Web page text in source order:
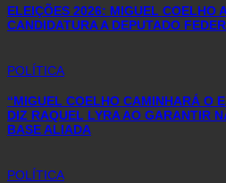
ELEIÇÕES 2026: MIGUEL COELHO
CANDIDATURA A DEPUTADO
POLÍTICA
“MIGUEL COELHO CAMINHARÁ O
DIZ RAQUEL LYRA AO GARANTIR
BASE ALIADA
POLÍTICA